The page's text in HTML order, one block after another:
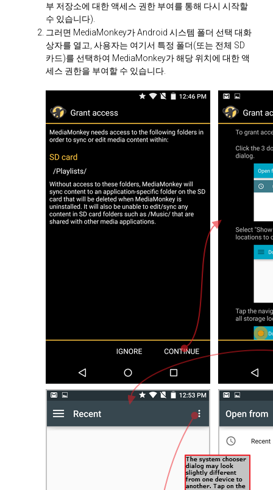
부 저장소에 대한 액세스 권한 부여를 통해 다시 시작할
수 있습니다).
그러면 MediaMonkey가 Android 시스템 폴더 선택 대화
상자를 열고, 사용자는 여기서 특정 폴더(또는 전체 SD
카드)를 선택하여 MediaMonkey가 해당 위치에 대한 액
세스 권한을 부여할 수 있습니다.